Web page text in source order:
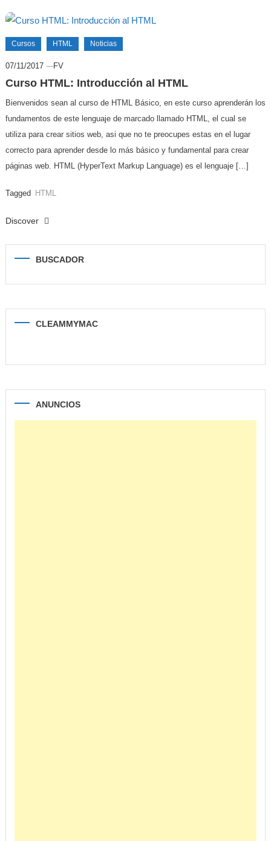
Cursos HTML Noticias
07/11/2017 FV
Curso HTML: Introducción al HTML
Bienvenidos sean al curso de HTML Básico, en este curso aprenderán los
fundamentos de este lenguaje de marcado llamado HTML, el cual se
utiliza para crear sitios web, asi que no te preocupes estas en el lugar
correcto para aprender desde lo más básico y fundamental para crear
páginas web. HTML (HyperText Markup Language) es el lenguaje […]
Tagged HTML
Discover
BUSCADOR
CLEAMMYMAC
ANUNCIOS